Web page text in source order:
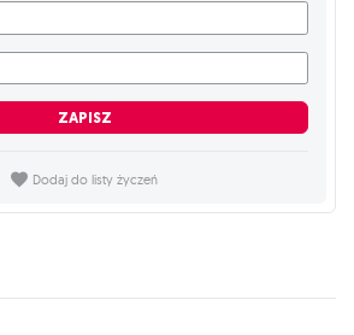
ZAPISZ
Dodaj do listy życzeń